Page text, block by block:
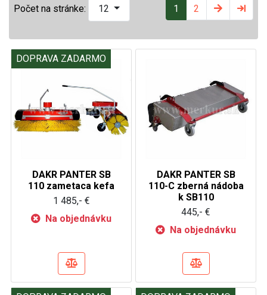
Počet na stránke: 12 1 2
DOPRAVA ZADARMO
DAKR PANTER SB
110 zametaca kefa
1 485,- €
Na objednávku
DAKR PANTER SB
110-C zberná nádoba
k SB110
445,- €
Na objednávku